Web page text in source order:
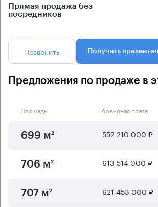
Прямая продажа без
посредников
Позвонить Получить
Предложения по продаже в
Площадь Арендная плата
699 м² 552 210 000 ₽
706 м² 613 514 000 ₽
707 м² 621 453 000 ₽